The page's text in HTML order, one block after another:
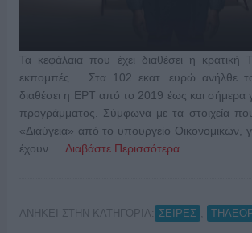
Τα κεφάλαια που έχει διαθέσει η κρατική
εκπομπές Στα 102 εκατ. ευρώ ανήλθε
διαθέσει η ΕΡΤ από το 2019 έως και σήμερα
προγράμματος. Σύμφωνα με τα στοιχεία
«Διαύγεια» από το υπουργείο Οικονομικών,
έχουν … Διαβάστε Περισσότερα...
ΑΝΗΚΕΙ ΣΤΗΝ ΚΑΤΗΓΟΡΙΑ: ΣΕΙΡΕΣ